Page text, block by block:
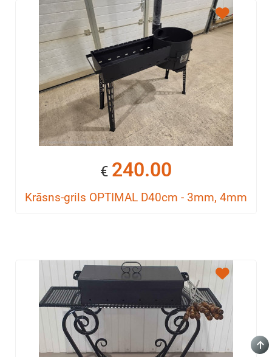
€ 240.00
Krāsns-grils OPTIMAL D40cm - 3mm, 4mm